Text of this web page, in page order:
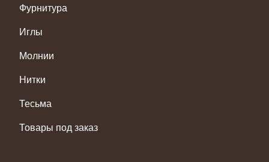
Фурнитура
Иглы
Молнии
Нитки
Тесьма
Товары под заказ